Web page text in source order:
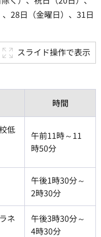
28日（金曜日）、31日
スライド操作で表示
時間
低
午前11時～11
時50分
午後1時30分～
2時30分
ネ
午後3時30分～
4時30分